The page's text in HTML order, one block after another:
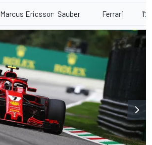
Marcus Ericsson Sauber Ferrari